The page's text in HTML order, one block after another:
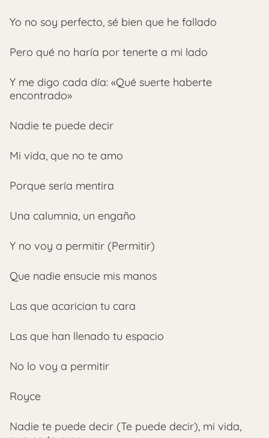
Yo no soy perfecto, sé bien que he fallado
Pero qué no haría por tenerte a mi lado
Y me digo cada día: «Qué suerte haberte
encontrado»
Nadie te puede decir
Mi vida, que no te amo
Porque sería mentira
Una calumnia, un engaño
Y no voy a permitir (Permitir)
Que nadie ensucie mis manos
Las que acarician tu cara
Las que han llenado tu espacio
No lo voy a permitir
Royce
Nadie te puede decir (Te puede decir), mi vida,